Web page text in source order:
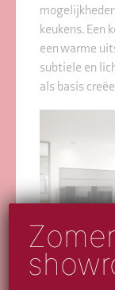
keukens. Een
een warme
subtiele en
als basis